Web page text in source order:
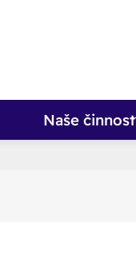
Naše činnost